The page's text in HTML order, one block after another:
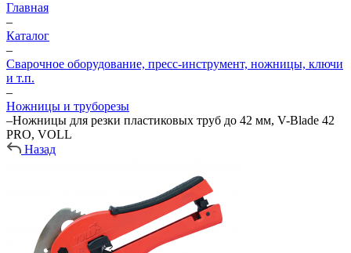
Главная
–
Каталог
–
Сварочное оборудование, пресс-инструмент, ножницы, ключи
и т.п.
–
Ножницы и труборезы
–Ножницы для резки пластиковых труб до 42 мм, V-Blade 42
PRO, VOLL
Назад